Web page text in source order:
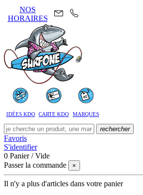
NOS
HORAIRES
IDÉES KDO CARTE KDO MARQUES
rechercher
Favoris
S'identifier
0 Panier /Vide
Passer la commande
×
Il n'y a plus d'articles dans votre panier